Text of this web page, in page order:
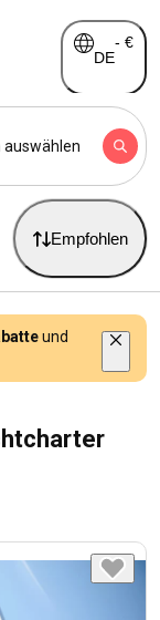
DE
- €
auswählen
Empfohlen
und